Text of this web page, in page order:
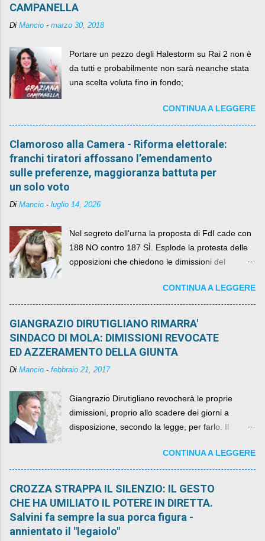
CAMPANELLA
Di Mancio - marzo 30, 2018
Portare un pezzo degli Halestorm su Rai 2 non è
da tutti e probabilmente non sarà neanche stata
una scelta voluta fino in fondo;
CONTINUA A LEGGERE
Clamoroso alla Camera - Riforma elettorale:
franchi tiratori affossano l’emendamento
sulle preferenze, maggioranza battuta per
un solo voto
Di Mancio - luglio 14, 2026
Nel segreto dell'urna la proposta di FdI cade con
188 NO contro 187 SÌ. Esplode la protesta delle
opposizioni che chiedono le dimissioni del
CONTINUA A LEGGERE
GIANGRAZIO DIRUTIGLIANO RIMARRA'
SINDACO DI MOLA: DIMISSIONI REVOCATE
ED AZZERAMENTO DELLA GIUNTA
Di Mancio - febbraio 21, 2017
Giangrazio Dirutigliano revocherà le proprie
dimissioni, proprio allo scadere dei giorni a
disposizione, secondo la legge, per farlo. Il
quelli che si auspicavano il contrario.CONTINUA A LEGGERE
CROZZA STRAPPA IL SILENZIO: IL GESTO
CHE HA UMILIATO IL POTERE IN DIRETTA.
Salvini fa sempre la sua porca figura -
annientato il "legaiolo"